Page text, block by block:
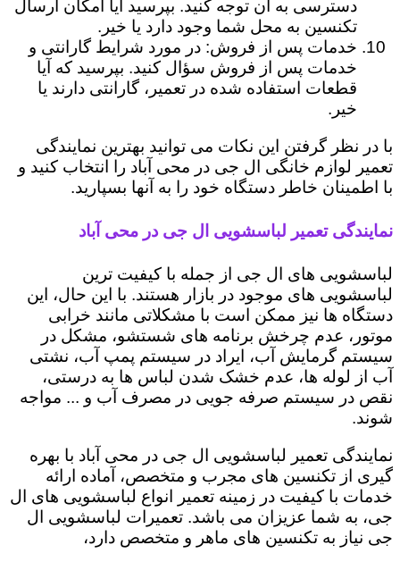
دسترسی به آن توجه کنید. بپرسید آیا امکان ارسال
تکنسین به محل شما وجود دارد یا خیر.
خدمات پس از فروش: در مورد شرایط گارانتی و
خدمات پس از فروش سؤال کنید. بپرسید که آیا
قطعات استفاده شده در تعمیر، گارانتی دارند یا
خیر.
با در نظر گرفتن این نکات می توانید بهترین نمایندگی
تعمیر لوازم خانگی ال جی در محی آباد را انتخاب کنید و
با اطمینان خاطر دستگاه خود را به آنها بسپارید.
نمایندگی تعمیر لباسشویی ال جی در محی آباد
لباسشویی های ال جی از جمله با کیفیت ترین
لباسشویی های موجود در بازار هستند. با این حال، این
دستگاه ها نیز ممکن است با مشکلاتی مانند خرابی
موتور، عدم چرخش برنامه های شستشو، مشکل در
سیستم گرمایش آب، ایراد در سیستم پمپ آب، نشتی
آب از لوله ها، عدم خشک شدن لباس ها به درستی،
نقص در سیستم صرفه جویی در مصرف آب و ... مواجه
شوند.
نمایندگی تعمیر لباسشویی ال جی در محی آباد با بهره
گیری از تکنسین های مجرب و متخصص، آماده ارائه
خدمات با کیفیت در زمینه تعمیر انواع لباسشویی های ال
جی، به شما عزیزان می باشد. تعمیرات لباسشویی ال
جی نیاز به تکنسین های ماهر و متخصص دارد،